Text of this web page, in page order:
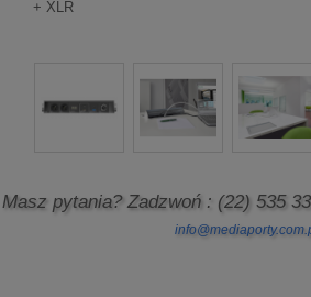
+ XLR
Masz pytania? Zadzwoń : (22) 535